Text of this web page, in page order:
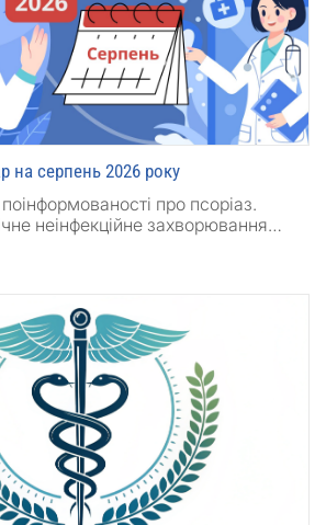
на серпень 2026 року
про псоріаз.
неінфекційне захворювання…